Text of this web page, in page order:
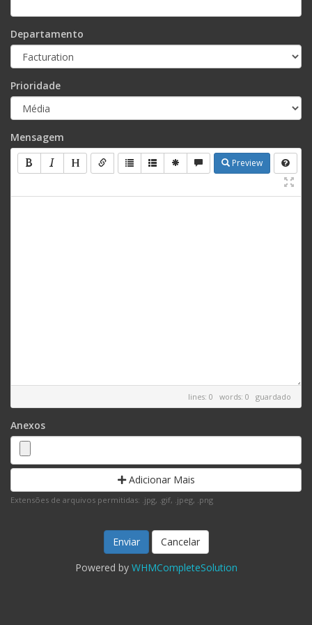
Departamento
Prioridade
Mensagem
Preview
lines: 0 words: 0 guardado
Anexos
Adicionar Mais
Extensões de arquivos permitidas: .jpg, .gif, .jpeg, .png
Cancelar
Powered by WHMCompleteSolution